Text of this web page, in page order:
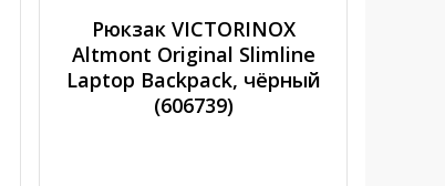
Рюкзак VICTORINOX
Altmont Original Slimline
Laptop Backpack, чёрный
(606739)